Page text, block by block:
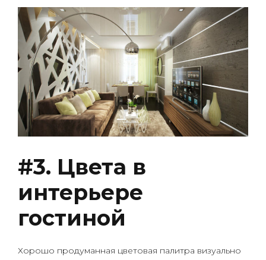
#3. Цвета в
интерьере
гостиной
Хорошо продуманная цветовая палитра визуально